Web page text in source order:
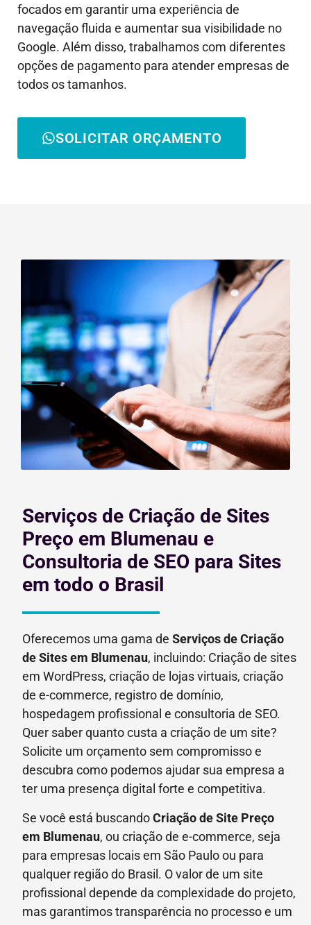
focados em garantir uma experiência de
navegação fluida e aumentar sua visibilidade no
Google. Além disso, trabalhamos com diferentes
opções de pagamento para atender empresas de
todos os tamanhos.
SOLICITAR ORÇAMENTO
Serviços de Criação de Sites
Preço em Blumenau e
Consultoria de SEO para Sites
em todo o Brasil
Oferecemos uma gama de Serviços de Criação
de Sites em Blumenau, incluindo: Criação de sites
em WordPress, criação de lojas virtuais, criação
de e-commerce, registro de domínio,
hospedagem profissional e consultoria de SEO.
Quer saber quanto custa a criação de um site?
Solicite um orçamento sem compromisso e
descubra como podemos ajudar sua empresa a
ter uma presença digital forte e competitiva.
Se você está buscandoCriação de Site Preço
em Blumenau, ou criação de e-commerce, seja
para empresas locais em São Paulo ou para
qualquer região do Brasil. O valor de um site
profissional depende da complexidade do projeto,
mas garantimos transparência no processo e um